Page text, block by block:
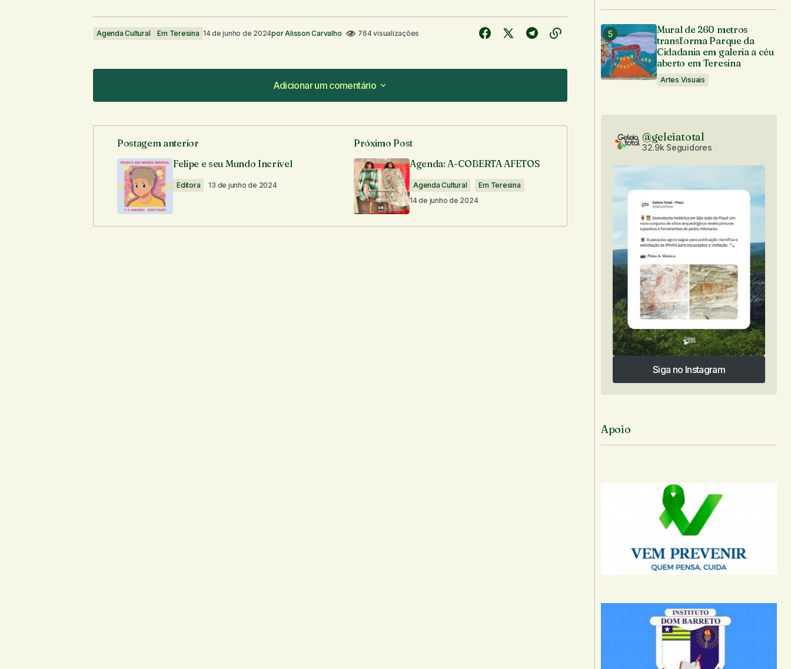
Agenda Cultural Em Teresina 14 de junho de 2024porAlisson Carvalho 764 visualizações
Adicionar um comentário
Adicionar um comentário
O seu endereço de e-mail não será publicado. Campos obrigatórios são marcados com *
Comentário*
Postagem anterior
Felipe e seu Mundo Incrível
Editora 13 de junho de 2024
Próximo Post
Agenda: A-COBERTA AFETOS
Agenda Cultural
Em Teresina
14 de junho de 2024
Mural de 260 metros
transforma Parque da
Cidadania em galeria a céu
aberto em Teresina
Artes Visuais
@geleiatotal
32.9k Seguidores
Siga no Instagram
Siga no Instagram
Apoio